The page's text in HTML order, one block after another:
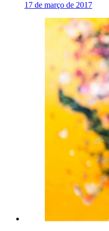
17 de março de 2017